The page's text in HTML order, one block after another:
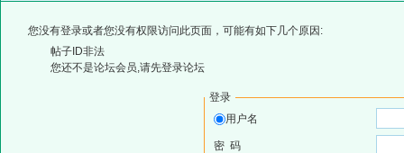
您没有登录或者您没有权限访问此页面，可能有如下几个原因:
帖子ID非法
您还不是论坛会员,请先登录论坛
登录
用户名
密 码